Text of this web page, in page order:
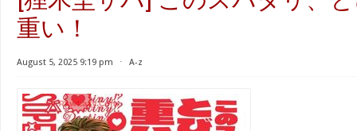
重い！
August 5, 2025 9:19 pm ⋅ A-z